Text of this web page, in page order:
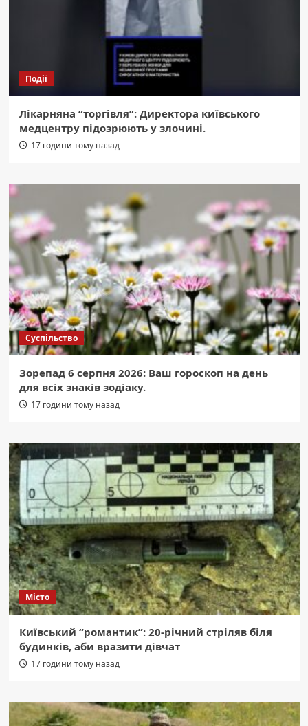
Події
Лікарняна “торгівля”: Директора київського
медцентру підозрюють у злочині.
17 години тому назад
Суспільство
Зорепад 6 серпня 2026: Ваш гороскоп на день
для всіх знаків зодіаку.
17 години тому назад
Місто
Київський “романтик”: 20-річний стріляв біля
будинків, аби вразити дівчат
17 години тому назад